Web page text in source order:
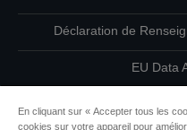
Déclaration de
EU Data
En cliquant sur « Accepter tous les
cookies sur votre appareil pour